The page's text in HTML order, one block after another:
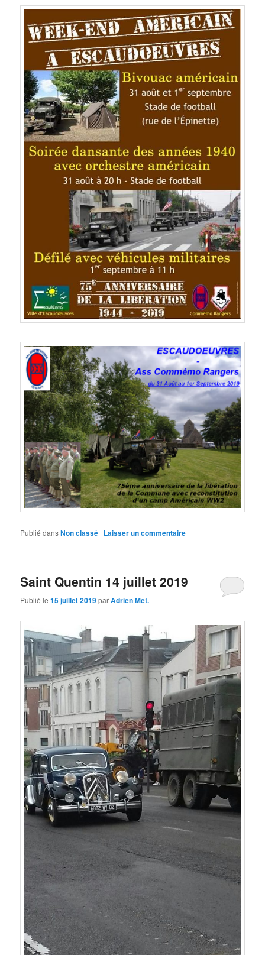
Publié dansNon classé | Laisser un commentaire
Saint Quentin 14 juillet 2019
Publié le15 juillet 2019parAdrien Met.